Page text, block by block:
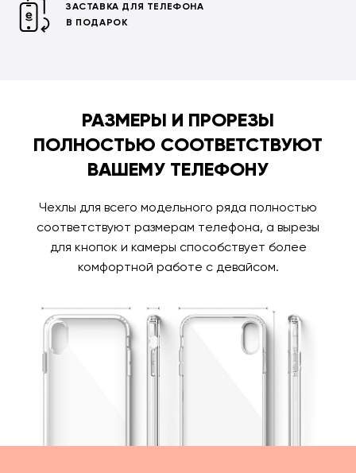
ЗАСТАВКА ДЛЯ ТЕЛЕФОНА
В ПОДАРОК
РАЗМЕРЫ И ПРОРЕЗЫ
ПОЛНОСТЬЮ СООТВЕТСТВУЮТ
ВАШЕМУ ТЕЛЕФОНУ
Чехлы для всего модельного ряда полностью
соответствуют размерам телефона, а вырезы
для кнопок и камеры способствует более
комфортной работе с девайсом.